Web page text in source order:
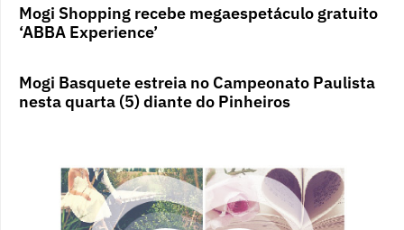
Mogi Shopping recebe megaespetáculo gratuito
‘ABBA Experience’
Mogi Basquete estreia no Campeonato Paulista
nesta quarta (5) diante do Pinheiros